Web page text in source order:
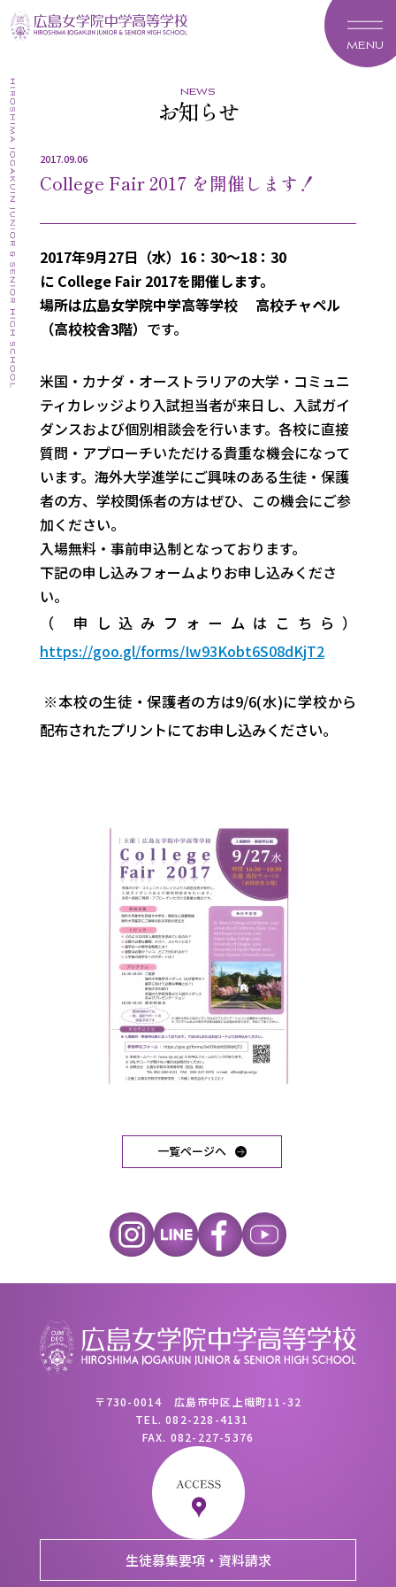
MENU
news
お知らせ
2017.09.06
College Fair 2017 を開催します！
2017年9月27日（水）16：30～18：30
に College Fair 2017を開催します。
場所は広島女学院中学高等学校 高校チャペル
（高校校舎3階） です。
米国・カナダ・オーストラリアの大学・コミュニ
ティカレッジより入試担当者が来日し、入試ガイ
ダンスおよび個別相談会を行います。各校に直接
質問・アプローチいただける貴重な機会になって
います。海外大学進学にご興味のある生徒・保護
者の方、学校関係者の方はぜひ、この機会にご参
加ください。
入場無料・事前申込制となっております。
下記の申し込みフォームよりお申し込みくださ
い。
（ 申し込みフォームはこちら）
https://goo.gl/forms/Iw93Kobt6S08dKjT2
※本校の生徒・保護者の方は9/6(水)に学校から
配布されたプリントにてお申し込みください。
一覧ページへ
〒730-0014 広島市中区上幟町11-32
TEL.082-228-4131
FAX. 082-227-5376
生徒募集要項・資料請求